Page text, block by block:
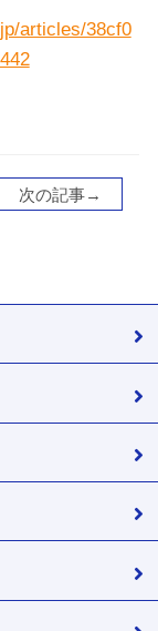
articles/38cf0
次の記事→